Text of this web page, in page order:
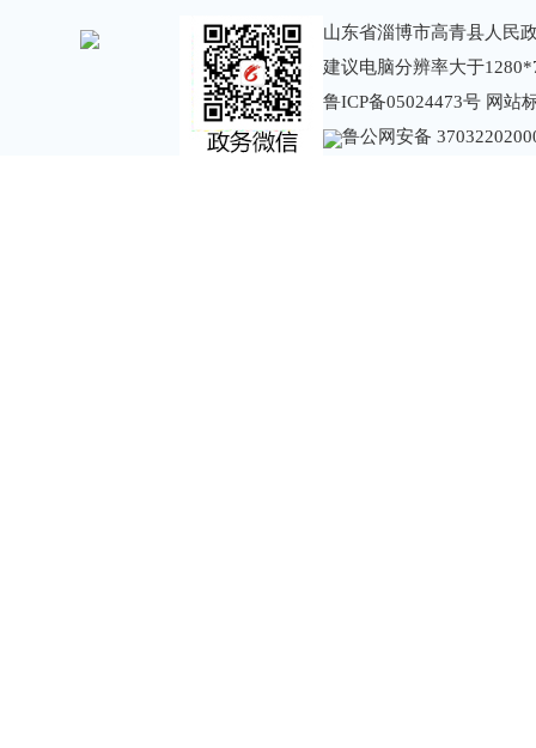
山东省淄博市高青县人民
建议电脑分辨率大于
鲁ICP备05024473号 网站
鲁公网安备